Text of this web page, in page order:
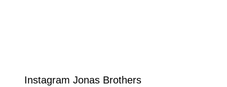
Instagram Jonas Brothers